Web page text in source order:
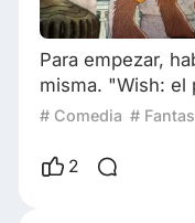
Para empezar,
misma. "Wish: el
parte de un
estándares
# Comedia #
2